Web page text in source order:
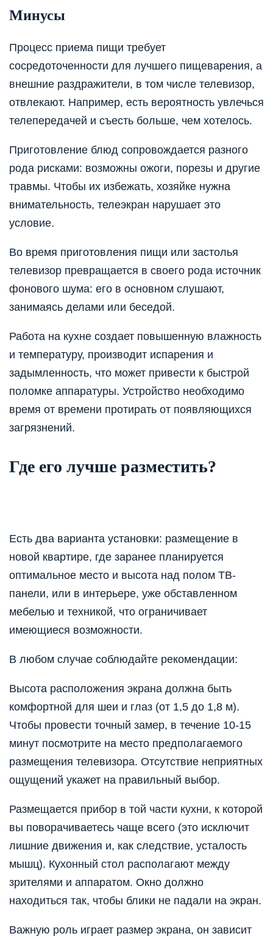
Минусы
Процесс приема пищи требует
сосредоточенности для лучшего пищеварения, а
внешние раздражители, в том числе телевизор,
отвлекают. Например, есть вероятность увлечься
телепередачей и съесть больше, чем хотелось.
Приготовление блюд сопровождается разного
рода рисками: возможны ожоги, порезы и другие
травмы. Чтобы их избежать, хозяйке нужна
внимательность, телеэкран нарушает это
условие.
Во время приготовления пищи или застолья
телевизор превращается в своего рода источник
фонового шума: его в основном слушают,
занимаясь делами или беседой.
Работа на кухне создает повышенную влажность
и температуру, производит испарения и
задымленность, что может привести к быстрой
поломке аппаратуры. Устройство необходимо
время от времени протирать от появляющихся
загрязнений.
Где его лучше разместить?
Есть два варианта установки: размещение в
новой квартире, где заранее планируется
оптимальное место и высота над полом ТВ-
панели, или в интерьере, уже обставленном
мебелью и техникой, что ограничивает
имеющиеся возможности.
В любом случае соблюдайте рекомендации:
Высота расположения экрана должна быть
комфортной для шеи и глаз (от 1,5 до 1,8 м).
Чтобы провести точный замер, в течение 10-15
минут посмотрите на место предполагаемого
размещения телевизора. Отсутствие неприятных
ощущений укажет на правильный выбор.
Размещается прибор в той части кухни, к которой
вы поворачиваетесь чаще всего (это исключит
лишние движения и, как следствие, усталость
мышц). Кухонный стол располагают между
зрителями и аппаратом. Окно должно
находиться так, чтобы блики не падали на экран.
Важную роль играет размер экрана, он зависит